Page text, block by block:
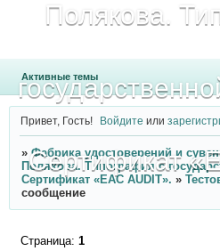
Полякова.
Сертификат
Активные темы
Привет, Гость! Войдите или
» Фабрика удостоверений и
Полякова. Типография с
Сертификат «ЕАС AUDIT». »
сообщение
Страница: 1